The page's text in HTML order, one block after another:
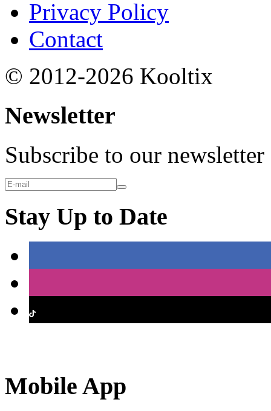
Privacy Policy
Contact
© 2012-2026 Kooltix
Newsletter
Subscribe to our newsletter
Stay Up to Date
Mobile App